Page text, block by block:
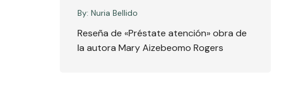
By: Nuria Bellido
Reseña de «Préstate atención» obra de
la autora Mary Aizebeomo Rogers